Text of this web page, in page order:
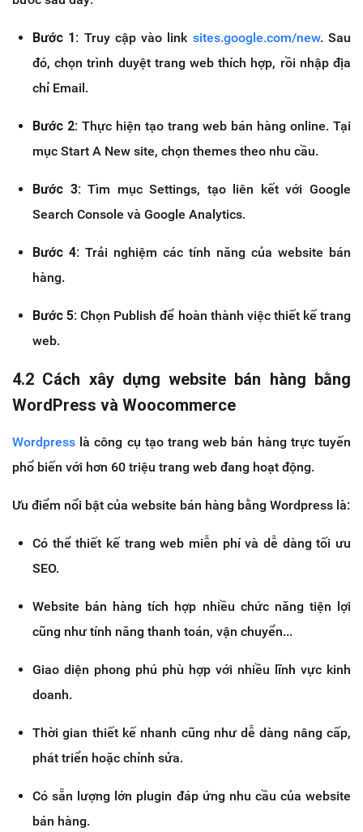
Bước 1: Truy cập vào link sites.google.com/new. Sau
đó, chọn trình duyệt trang web thích hợp, rồi nhập địa
chỉ Email.
Bước 2: Thực hiện tạo trang web bán hàng online. Tại
mục Start A New site, chọn themes theo nhu cầu.
Bước 3:Tìm mục Settings, tạo liên kết với Google
Search Console và Google Analytics.
Bước 4: Trải nghiệm các tính năng của website bán
hàng.
Bước 5:Chọn Publish để hoàn thành việc thiết kế trang
web.
4.2 Cách xây dựng website bán hàng bằng
WordPress và Woocommerce
Wordpress là công cụ tạo trang web bán hàng trực tuyến
phổ biến với hơn 60 triệu trang web đang hoạt động.
Ưu điểm nổi bật của website bán hàng bằng Wordpress là:
Có thể thiết kế trang web miễn phí và dễ dàng tối ưu
SEO.
Website bán hàng tích hợp nhiều chức năng tiện lợi
cũng như tính năng thanh toán, vận chuyển...
Giao diện phong phú phù hợp với nhiều lĩnh vực kinh
doanh.
Thời gian thiết kế nhanh cũng như dễ dàng nâng cấp,
phát triển hoặc chỉnh sửa.
Có sẵn lượng lớn plugin đáp ứng nhu cầu của website
bán hàng.